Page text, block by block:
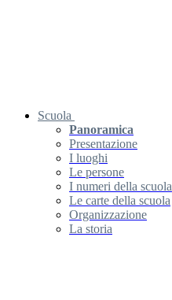
Scuola
Panoramica
Presentazione
I luoghi
Le persone
I numeri della scuola
Le carte della scuola
Organizzazione
La storia